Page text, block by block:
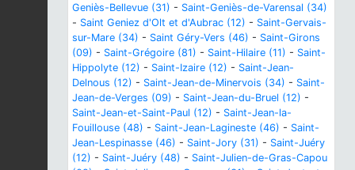
Geniès-Bellevue (31) - Saint-Geniès-de-Varensal (34)
- Saint Geniez d'Olt et d'Aubrac (12) - Saint-Gervais-
sur-Mare (34) - Saint Géry-Vers (46) - Saint-Girons
(09) - Saint-Grégoire (81) - Saint-Hilaire (11) - Saint-
Hippolyte (12) - Saint-Izaire (12) - Saint-Jean-
Delnous (12) - Saint-Jean-de-Minervois (34) - Saint-
Jean-de-Verges (09) - Saint-Jean-du-Bruel (12) -
Saint-Jean-et-Saint-Paul (12) - Saint-Jean-la-
Fouillouse (48) - Saint-Jean-Lagineste (46) - Saint-
Jean-Lespinasse (46) - Saint-Jory (31) - Saint-Juéry
(12) - Saint-Juéry (48) - Saint-Julien-de-Gras-Capou